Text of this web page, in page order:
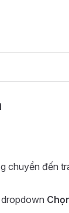
chuyển đến